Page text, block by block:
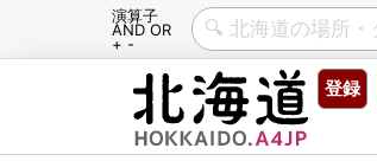
演算子
AND OR
+ -
登録